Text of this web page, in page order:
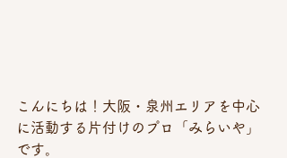
こんにちは！大阪・泉州エリアを中心
に活動する片付けのプロ「みらいや」
です。